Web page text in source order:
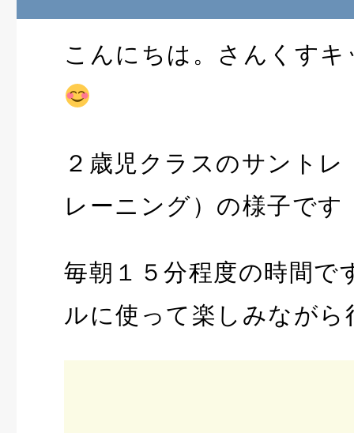
こんにちは。さんくす
２歳児クラスのサント
レーニング）の様子です
毎朝１５分程度の時間で
ルに使って楽しみなが